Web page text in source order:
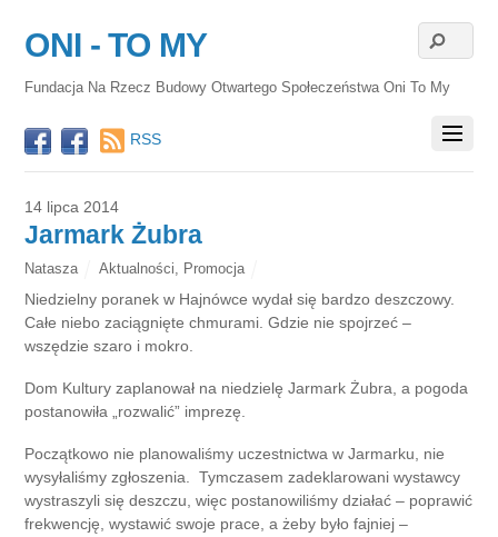
ONI - TO MY
Fundacja Na Rzecz Budowy Otwartego Społeczeństwa Oni To My
RSS
14 lipca 2014
Jarmark Żubra
Natasza Aktualności Promocja
Niedzielny poranek w Hajnówce wydał się bardzo deszczowy.
Całe niebo zaciągnięte chmurami. Gdzie nie spojrzeć –
wszędzie szaro i mokro.
Dom Kultury zaplanował na niedzielę Jarmark Żubra, a pogoda
postanowiła „rozwalić” imprezę.
Początkowo nie planowaliśmy uczestnictwa w Jarmarku, nie
wysyłaliśmy zgłoszenia. Tymczasem zadeklarowani wystawcy
wystraszyli się deszczu, więc postanowiliśmy działać – poprawić
frekwencję, wystawić swoje prace, a żeby było fajniej –